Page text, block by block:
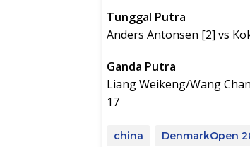
Tunggal Putra
Anders Antonsen [2] vs
Ganda Putra
Liang Weikeng/Wang
17
china DenmarkOpen